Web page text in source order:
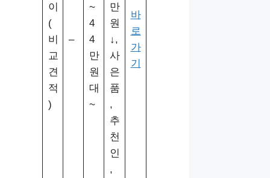
이
(
비
교
견
적
)
–
~
4
4
만
원
대
~
만
원
↓,
사
은
품
,
추
천
인
,
바
로
가
기